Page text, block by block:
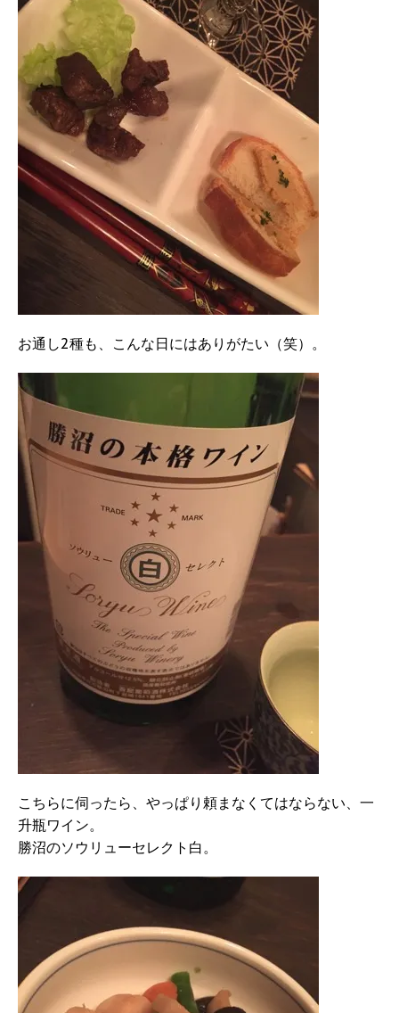
お通し2種も、こんな日にはありがたい（笑）。
こちらに伺ったら、やっぱり頼まなくてはならない、一
升瓶ワイン。
勝沼のソウリューセレクト白。